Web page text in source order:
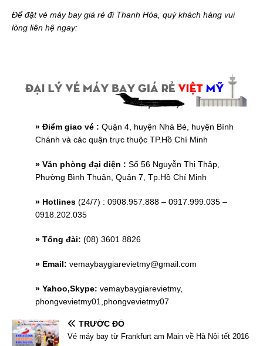
Để đặt vé máy bay giá rẻ đi Thanh Hóa, quý khách hàng vui
lòng liên hệ ngay:
» Điểm giao vé : Quận 4, huyện Nhà Bè, huyện Bình
Chánh và các quận trực thuộc TP.Hồ Chí Minh
» Văn phòng đại diện : Số 56 Nguyễn Thị Thập,
Phường Bình Thuận, Quận 7, Tp.Hồ Chí Minh
» Hotlines (24/7) : 0908.957.888 – 0917.999.035 –
0918.202.035
» Tổng đài: (08) 3601 8826
» Email: vemaybaygiarevietmy@gmail.com
» Yahoo,Skype: vemaybaygiarevietmy,
phongvevietmy01,phongvevietmy07
TRƯỚC ĐÓ
Vé máy bay từ Frankfurt am Main về Hà Nội tết 2016